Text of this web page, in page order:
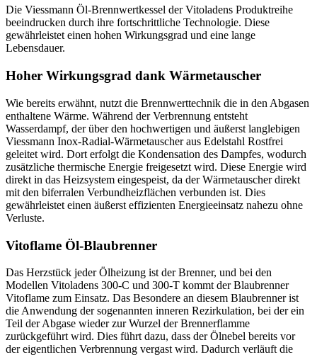
Die Viessmann Öl-Brennwertkessel der Vitoladens Produktreihe
beeindrucken durch ihre fortschrittliche Technologie. Diese
gewährleistet einen hohen Wirkungsgrad und eine lange
Lebensdauer.
Hoher Wirkungsgrad dank Wärmetauscher
Wie bereits erwähnt, nutzt die Brennwerttechnik die in den Abgasen
enthaltene Wärme. Während der Verbrennung entsteht
Wasserdampf, der über den hochwertigen und äußerst langlebigen
Viessmann Inox-Radial-Wärmetauscher aus Edelstahl Rostfrei
geleitet wird. Dort erfolgt die Kondensation des Dampfes, wodurch
zusätzliche thermische Energie freigesetzt wird. Diese Energie wird
direkt in das Heizsystem eingespeist, da der Wärmetauscher direkt
mit den biferralen Verbundheizflächen verbunden ist. Dies
gewährleistet einen äußerst effizienten Energieeinsatz nahezu ohne
Verluste.
Vitoflame Öl-Blaubrenner
Das Herzstück jeder Ölheizung ist der Brenner, und bei den
Modellen Vitoladens 300-C und 300-T kommt der Blaubrenner
Vitoflame zum Einsatz. Das Besondere an diesem Blaubrenner ist
die Anwendung der sogenannten inneren Rezirkulation, bei der ein
Teil der Abgase wieder zur Wurzel der Brennerflamme
zurückgeführt wird. Dies führt dazu, dass der Ölnebel bereits vor
der eigentlichen Verbrennung vergast wird. Dadurch verläuft die